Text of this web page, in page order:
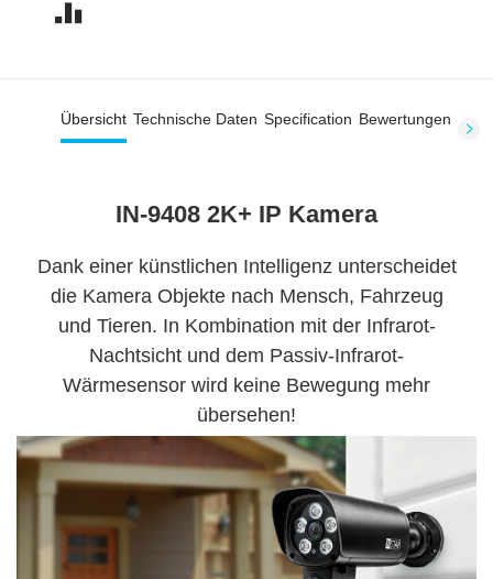
Übersicht Technische Daten Specification Bewertungen
IN-9408 2K+ IP Kamera
Dank einer künstlichen Intelligenz unterscheidet
die Kamera Objekte nach Mensch, Fahrzeug
und Tieren. In Kombination mit der Infrarot-
Nachtsicht und dem Passiv-Infrarot-
Wärmesensor wird keine Bewegung mehr
übersehen!